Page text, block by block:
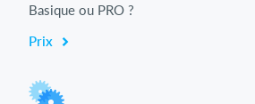
Basique ou PRO ?
Prix